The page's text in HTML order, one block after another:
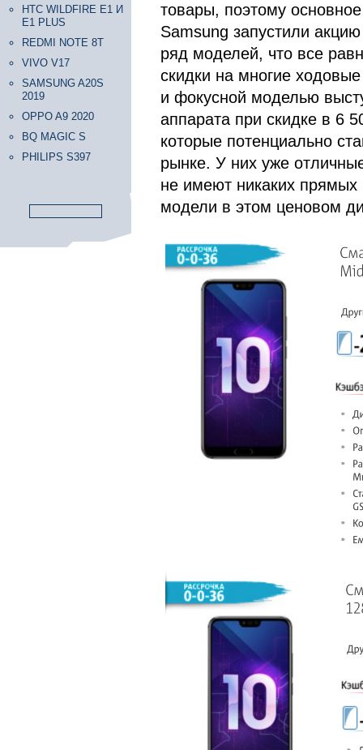
HTC WILDFIRE E1 И
E1 PLUS
REDMI NOTE 8T
VIVO V17
SAMSUNG A20S
2019
OPPO A9 2020
BQ MAGIC S
PHILIPS S397
товары, поэтому
Samsung запустили
ряд моделей, что все
скидки на многие
и фокусной моделью
аппарата при скидке в 6
которые потенциально
рынке. У них уже
не имеют никаких прямых
модели в этом ценовом